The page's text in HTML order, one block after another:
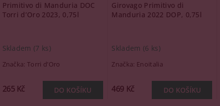
Primitivo di Manduria DOC
Torri d’Oro 2023, 0,75l
Skladem (7 ks)
Značka:Torri d’Oro
265 Kč
Girovago Primitivo di
Manduria 2022 DOP, 0,75l
Skladem (6 ks)
Značka: Enoitalia
469 Kč